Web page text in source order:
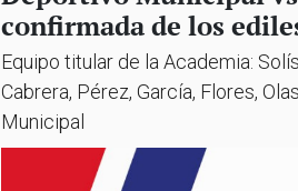
confirmada de los
Equipo titular de la Academia:
Cabrera, Pérez, García, Flores,
Municipal